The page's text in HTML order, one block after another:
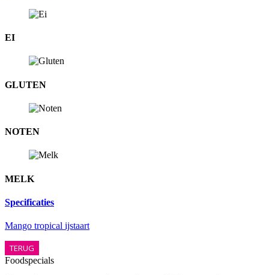
EI
GLUTEN
NOTEN
MELK
Specificaties
Mango tropical ijstaart
TERUG
Foodspecials